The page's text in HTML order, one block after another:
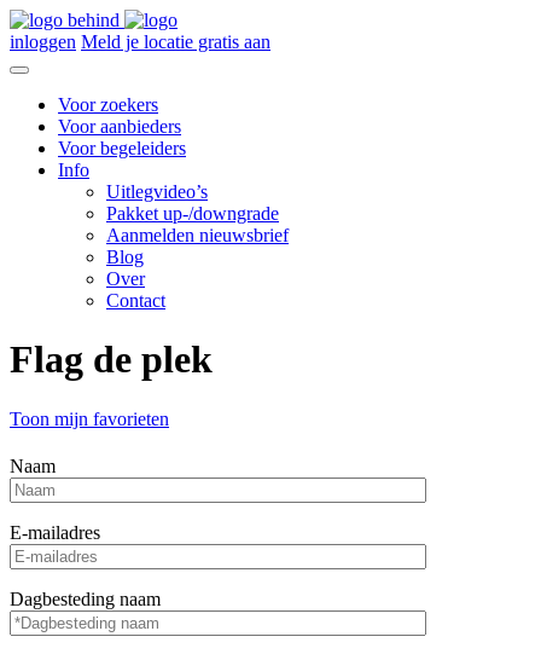
inloggen Meld je locatie gratis aan
Voor zoekers
Voor aanbieders
Voor begeleiders
Info
Uitlegvideo’s
Pakket up-/downgrade
Aanmelden nieuwsbrief
Blog
Over
Contact
Flag de plek
Toon mijn favorieten
Naam
E-mailadres
Dagbesteding naam